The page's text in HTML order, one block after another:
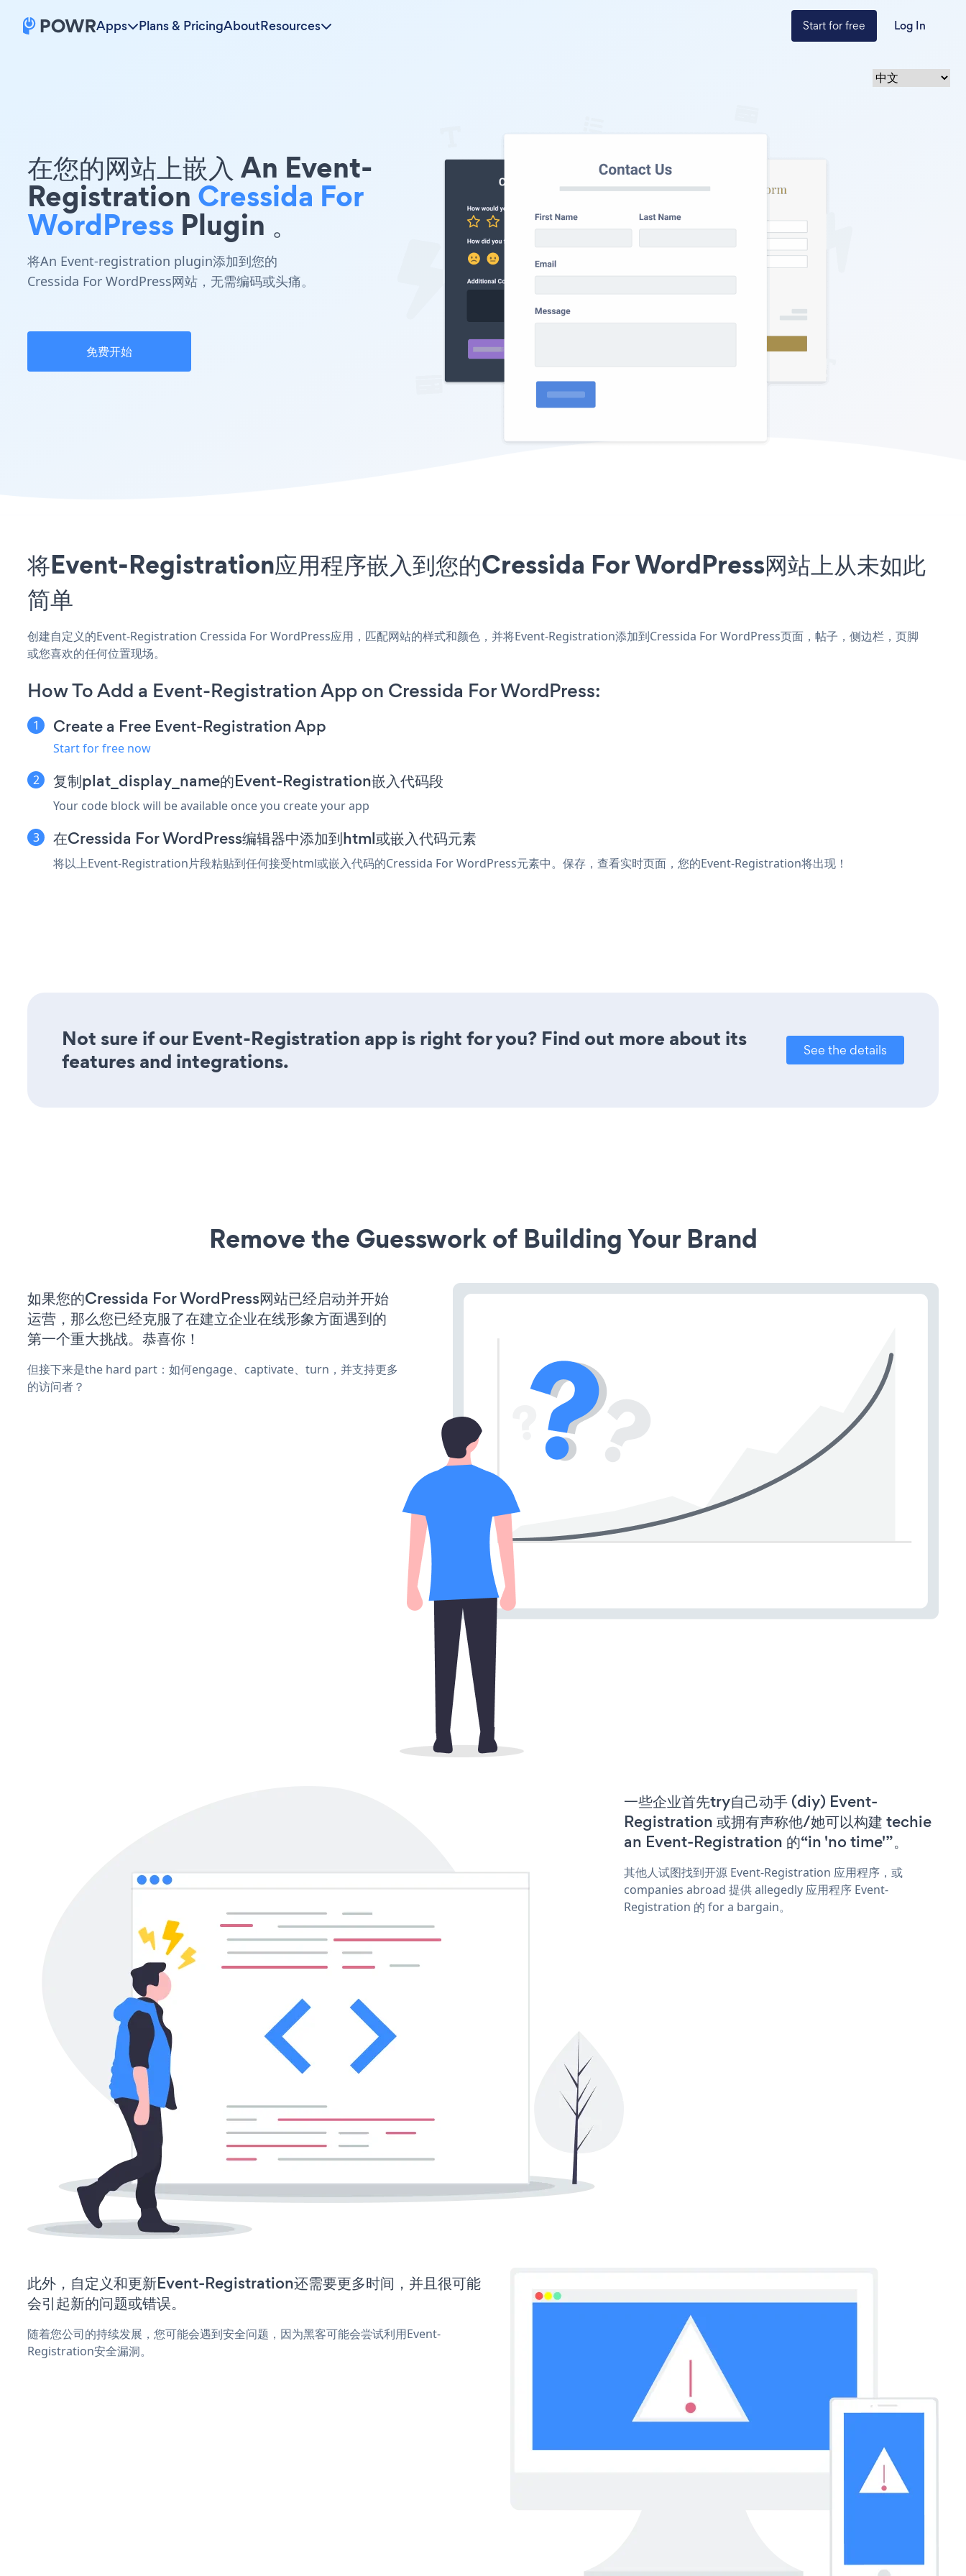
Apps Plans & PricingAboutResources Start for free Log In
在您的网站上嵌入 An Event-
Registration Cressida For
WordPress Plugin 。
将An Event-registration plugin添加到您的
Cressida For WordPress网站，无需编码或头痛。
免费开始
将Event-Registration应用程序嵌入到您的Cressida For WordPress网站上从未如此
简单
创建自定义的Event-Registration Cressida For WordPress应用，匹配网站的样式和颜色，并将Event-Registration添加到Cressida For WordPress页面，帖子，侧边栏，页脚
或您喜欢的任何位置现场。
How To Add a Event-Registration App on Cressida For WordPress:
Create a Free Event-Registration App
Start for free now
复制plat_display_name的Event-Registration嵌入代码段
Your code block will be available once you create your app
在Cressida For WordPress编辑器中添加到html或嵌入代码元素
将以上Event-Registration片段粘贴到任何接受html或嵌入代码的Cressida For WordPress元素中。保存，查看实时页面，您的Event-Registration将出现！
Not sure if our Event-Registration app is right for you? Find out more about its
features and integrations.
See the details
Remove the Guesswork of Building Your Brand
如果您的Cressida For WordPress网站已经启动并开始
运营，那么您已经克服了在建立企业在线形象方面遇到的
第一个重大挑战。恭喜你！
但接下来是the hard part：如何engage、captivate、turn，并支持更多
的访问者？
一些企业首先try自己动手 (diy) Event-
Registration 或拥有声称他/她可以构建 techie
an Event-Registration 的“in 'no time'”。
其他人试图找到开源 Event-Registration 应用程序，或
companies abroad 提供 allegedly 应用程序 Event-
Registration 的 for a bargain。
此外，自定义和更新Event-Registration还需要更多时间，并且很可能
会引起新的问题或错误。
随着您公司的持续发展，您可能会遇到安全问题，因为黑客可能会尝试利用Event-
Registration安全漏洞。